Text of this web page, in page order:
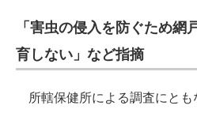
「害虫の侵入を防ぐため網
育しない」など指摘
所轄保健所による調査にとも